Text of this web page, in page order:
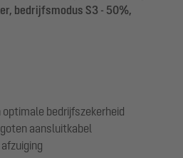
bedrijfsmodus S3 - 50%,
optimale bedrijfszekerheid
aansluitkabel